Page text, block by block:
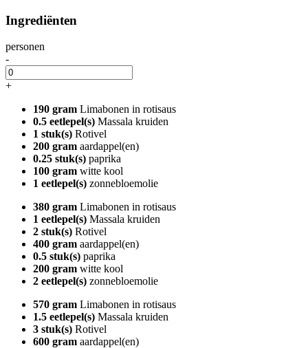
Ingrediënten
personen
-
+
190 gram Limabonen in rotisaus
0.5 eetlepel(s) Massala kruiden
1 stuk(s) Rotivel
200 gram aardappel(en)
0.25 stuk(s) paprika
100 gram witte kool
1 eetlepel(s) zonnebloemolie
380 gram Limabonen in rotisaus
1 eetlepel(s) Massala kruiden
2 stuk(s) Rotivel
400 gram aardappel(en)
0.5 stuk(s) paprika
200 gram witte kool
2 eetlepel(s) zonnebloemolie
570 gram Limabonen in rotisaus
1.5 eetlepel(s) Massala kruiden
3 stuk(s) Rotivel
600 gram aardappel(en)